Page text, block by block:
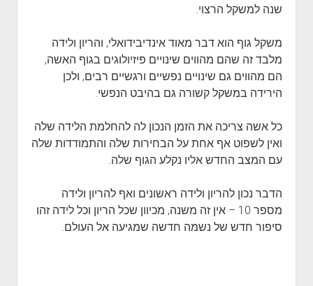
שנה למשקל הרצוי.
משקל גוף הוא דבר מאוד אינדיבידואלי, והריון ולידה
מלבד זה שהם מהווים שינויים פיזיולוגים בגוף האשה,
הם מהווים גם שינויים נפשיים ורגשיים רבים, ולכן
הירידה במשקל קשורה גם בהיבט הנפשי.
כל אשה צריכה את הזמן הנכון לה להחלמת הלידה שלה
ואין לשפוט אף אחת על הבחירות שלה והתמודדות שלה
עם המצב החדש אליו נקלע הגוף שלה.
הדבר נכון להריון ולידה ראשונים ואף להריון ולידה
מספר 10 – אין זה משנה, מכיוון שכל הריון וכל לידה זהו
סיפור חדש של נשמה חדשה שמגיעה אל העולם.